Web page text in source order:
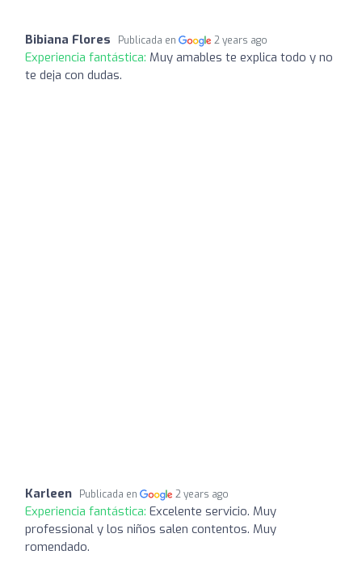
Bibiana Flores Publicada en 2 years ago
Experiencia fantástica: Muy amables te explica todo y no
te deja con dudas.
Karleen Publicada en 2 years ago
Experiencia fantástica: Excelente servicio. Muy
professional y los niños salen contentos. Muy
romendado.